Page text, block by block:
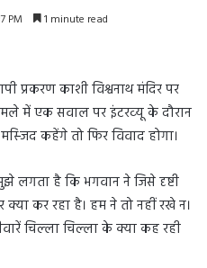
PM 1 minute read
प्रकरण काशी विश्वनाथ मंद‍िर पर
में एक सवाल पर इंटरव्‍यू के दौरान
कहेंगे तो फ‍िर व‍िवाद होगा।
लगता है क‍ि भगवान ने ज‍िसे दृष्टी
कर रहा है। हम ने तो नहीं रखे न।
च‍िल्‍ला च‍िल्‍ला के क्‍या कह रही